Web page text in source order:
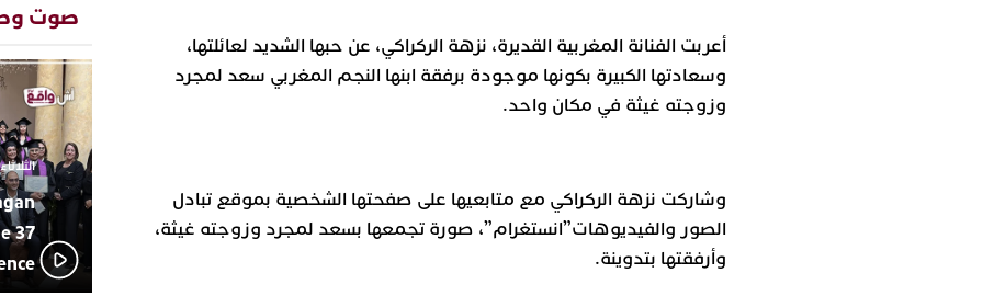
أعربت الفنانة المغربية القديرة، نزهة الركراكي، عن حبها الشديد لعائلتها،
وسعادتها الكبيرة بكونها موجودة برفقة ابنها النجم المغربي سعد لمجرد
وزوجته غيثة في مكان واحد.
وشاركت نزهة الركراكي مع متابعيها على صفحتها الشخصية بموقع تبادل
الصور والفيديوهات”انستغرام”، صورة تجمعها بسعد لمجرد وزوجته غيثة،
وأرفقتها بتدوينة.
22:36 أبوظبي
العرش
بن زايد
13:30 دنيا
بأداء
19:11 يقظة
مثيرة
بالجديدة
17:27اتحاد
صوت
الثلاثاء 10 مارس 2026 -
37